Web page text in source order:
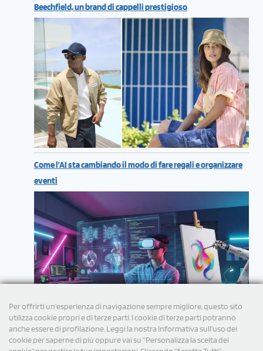
Per offrirti un'esperienza di navigazione sempre migliore, questo sito
utilizza cookie propri e di terze parti. I cookie di terze parti potranno
anche essere di profilazione. Leggi la nostra Informativa sull’uso dei
cookie per saperne di più oppure vai su “Personalizza la scelta dei
Beechfield, un brand di cappelli prestigioso
Come l’AI sta cambiando il modo di fare regali e organizzare
eventi